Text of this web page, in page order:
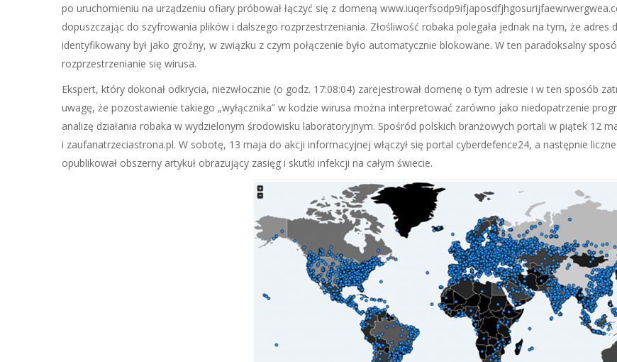
po uruchomieniu na urządzeniu ofiary próbował łączyć się z domeną
dopuszczając do szyfrowania plików i dalszego rozprzestrzeniania. Złośliwość robaka polegała jednak na tym, że
identyfikowany był jako groźny, w związku z czym połączenie było automatycznie blokowane. W ten paradoksalny
rozprzestrzenianie się wirusa.
Ekspert, który dokonał odkrycia, niezwłocznie (o godz. 17:08:04) zarejestrował domenę o tym adresie i w ten sposób
uwagę, że pozostawienie takiego „wyłącznika” w kodzie wirusa można interpretować zarówno jako niedopatrzenie
analizę działania robaka w wydzielonym środowisku laboratoryjnym. Spośród polskich branżowych portali w piątek 12
i zaufanatrzeciastrona.pl. W sobotę, 13 maja do akcji informacyjnej włączył się portal cyberdefence24, a następnie
opublikował obszerny artykuł obrazujący zasięg i skutki infekcji na całym świecie.